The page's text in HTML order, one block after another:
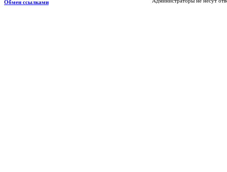
Обмен ссылками